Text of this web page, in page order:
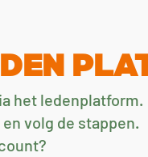
het ledenplatform.
en volg de stappen.